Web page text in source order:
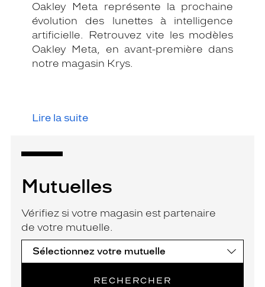
Oakley Meta représente la prochaine
évolution des lunettes à intelligence
artificielle. Retrouvez vite les modèles
Oakley Meta, en avant-première dans
notre magasin Krys.
Lire la suite
Mutuelles
Vérifiez si votre magasin est partenaire
de votre mutuelle.
RECHERCHER